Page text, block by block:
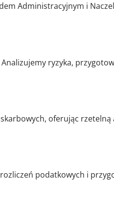
Administracyjnym i
ryzyka,
oferując rzetelną
podatkowych i